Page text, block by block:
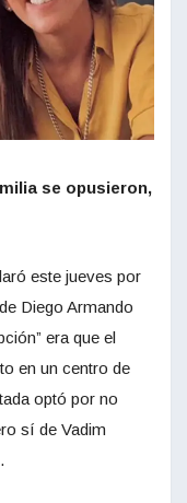
se opusieron,
este jueves por
Diego Armando
era que el
en un centro de
optó por no
sí de Vadim